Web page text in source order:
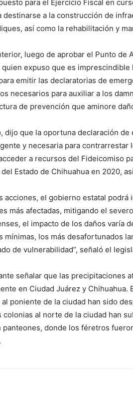
para el Ejercicio Fiscal en
destinarse a la construcción de
así como la rehabilitación y
luego de aprobar el Punto de
quien expuso que es
emitir las declaratorias de
necesarios para auxiliar a los
de prevención que aminore
dijo que la oportuna declaración
y necesaria para contrarrestar
a recursos del Fideicomiso
Estado de Chihuahua en 2020,
acciones, el gobierno estatal
más afectadas, mitigando el
el impacto de los daños varía
mínimas, los más desafortunados
de vulnerabilidad”, señaló el
señalar que las precipitaciones
en Ciudad Juárez y Chihuahua.
poniente de la ciudad han sido
colonias al norte de la ciudad han
panteones, donde los féretros